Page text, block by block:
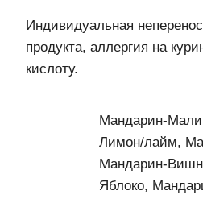
Индивидуальная
продукта, аллергия на
кислоту.
Мандарин-
Лимон/лайм,
Мандарин-
Яблоко,